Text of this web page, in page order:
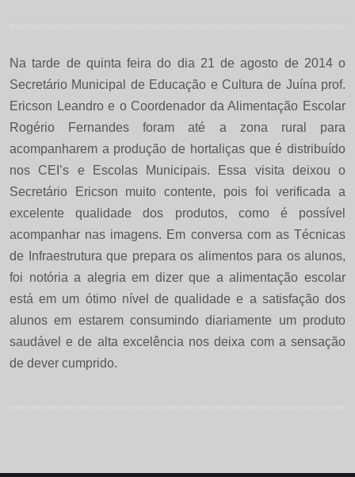
Na tarde de quinta feira do dia 21 de agosto de 2014 o
Secretário Municipal de Educação e Cultura de Juína prof.
Ericson Leandro e o Coordenador da Alimentação Escolar
Rogério Fernandes foram até a zona rural para
acompanharem a produção de hortaliças que é distribuído
nos CEI’s e Escolas Municipais. Essa visita deixou o
Secretário Ericson muito contente, pois foi verificada a
excelente qualidade dos produtos, como é possível
acompanhar nas imagens. Em conversa com as Técnicas
de Infraestrutura que prepara os alimentos para os alunos,
foi notória a alegria em dizer que a alimentação escolar
está em um ótimo nível de qualidade e a satisfação dos
alunos em estarem consumindo diariamente um produto
saudável e de alta excelência nos deixa com a sensação
de dever cumprido.